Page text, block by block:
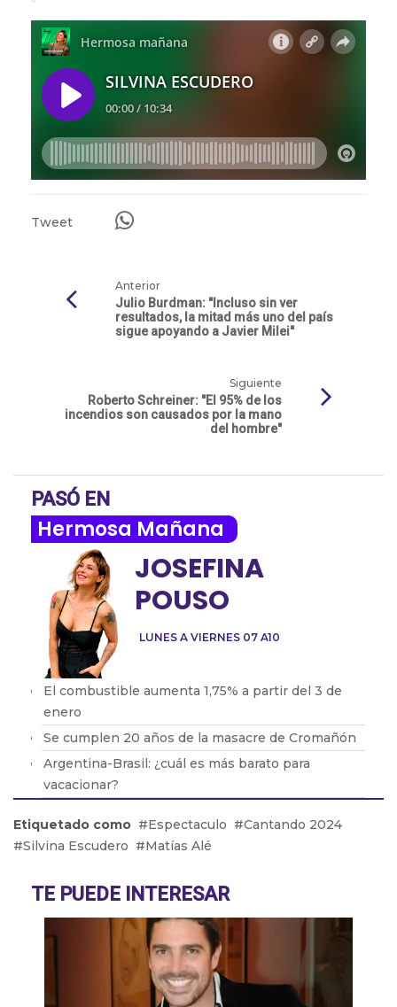
Tweet
Anterior
Julio Burdman: "Incluso sin ver
resultados, la mitad más uno del país
sigue apoyando a Javier Milei"
Siguiente
Roberto Schreiner: "El 95% de los
incendios son causados por la mano
del hombre"
PASÓ EN
Hermosa Mañana
LUNES A VIERNES 07 A10
JOSEFINA
POUSO
El combustible aumenta 1,75% a partir del 3 de
enero
Se cumplen 20 años de la masacre de Cromañón
Argentina-Brasil: ¿cuál es más barato para
vacacionar?
declare la emergencia de la Línea B"
Etiquetado como Espectaculo
Cantando 2024
Silvina Escudero
Matías Alé
TE PUEDE INTERESAR